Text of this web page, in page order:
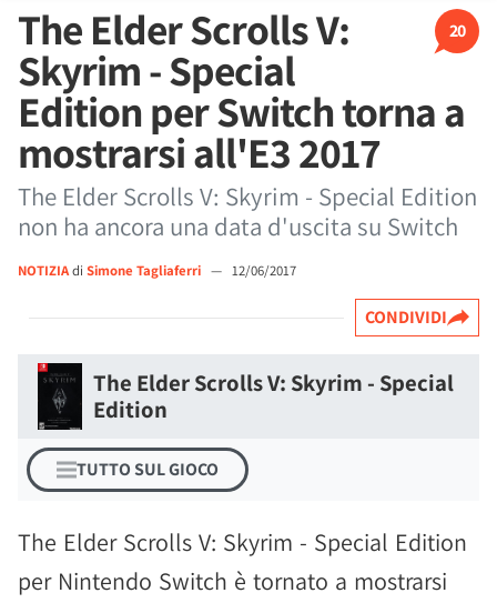
20
The Elder Scrolls V:
Skyrim - Special
Edition per Switch torna a
mostrarsi all'E3 2017
The Elder Scrolls V: Skyrim - Special Edition
non ha ancora una data d'uscita su Switch
NOTIZIAdi Simone Tagliaferri — 12/06/2017
CONDIVIDI
The Elder Scrolls V: Skyrim - Special
Edition
TUTTO SUL GIOCO
The Elder Scrolls V: Skyrim - Special Edition
per Nintendo Switch è tornato a mostrarsi